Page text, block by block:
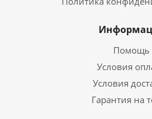
Помощь
Условия
Условия
Гарантия на